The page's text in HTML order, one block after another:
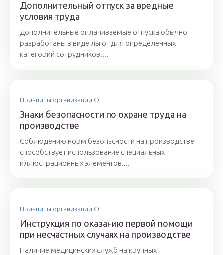
Дополнительный отпуск за вредные
условия труда
Дополнительные оплачиваемые отпуска обычно
разработаны в виде льгот для определённых
категорий сотрудников....
Принципы организации ОТ
Знаки безопасности по охране труда на
производстве
Соблюдению норм безопасности на производстве
способствует использование специальных
иллюстрационных элементов....
Принципы организации ОТ
Инструкция по оказанию первой помощи
при несчастных случаях на производстве
Наличие медицинских служб на крупных